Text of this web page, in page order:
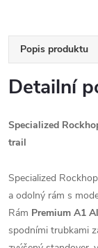
Popis produktu
Detailní
Specialized
trail
Specialized
a odolný rám s
Rám Premium A1
spodními trubkami